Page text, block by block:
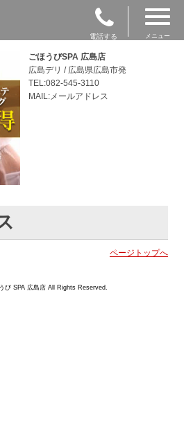
電話する メニュー
ごほうびSPA 広島店
広島デリ / 広島県広島市発
TEL:082-545-3110
MAIL:メールアドレス
ページトップへ
び SPA 広島店 All Rights Reserved.